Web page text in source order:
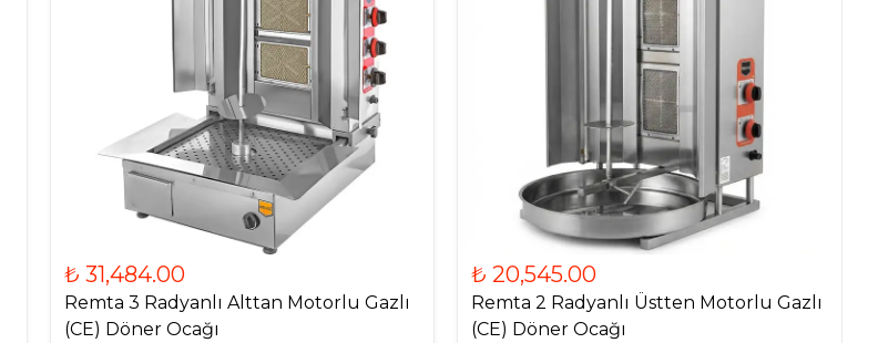
₺ 31,484.00
Remta 3 Radyanlı Alttan Motorlu Gazlı
(CE) Döner Ocağı
₺ 20,545.00
Remta 2 Radyanlı Üstten Motorlu Gazlı
(CE) Döner Ocağı